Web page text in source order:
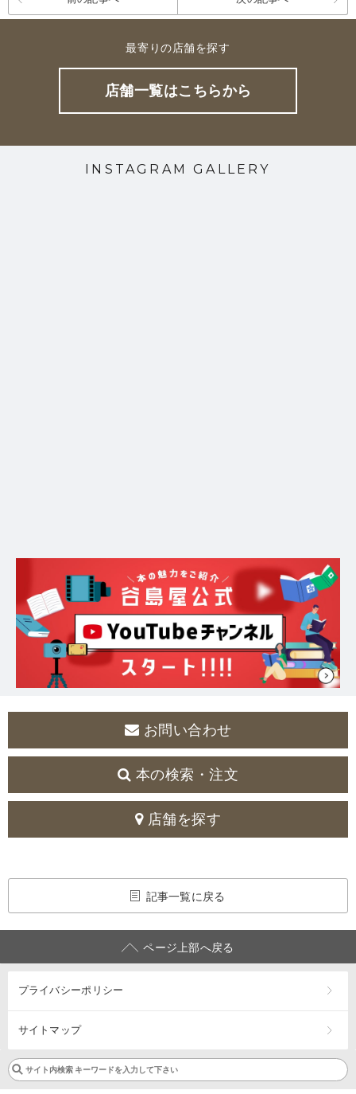
最寄りの店舗を探す
店舗一覧はこちらから
INSTAGRAM GALLERY
お問い合わせ
本の検索・注文
店舗を探す
記事一覧に戻る
ページ上部へ戻る
プライバシーポリシー
サイトマップ